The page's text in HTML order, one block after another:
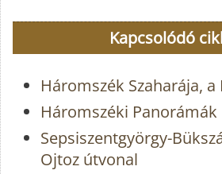
Kapcsolódó
Háromszék Szaharája, a
Háromszéki Panorámák
Sepsiszentgyörgy-
Ojtoz útvonal